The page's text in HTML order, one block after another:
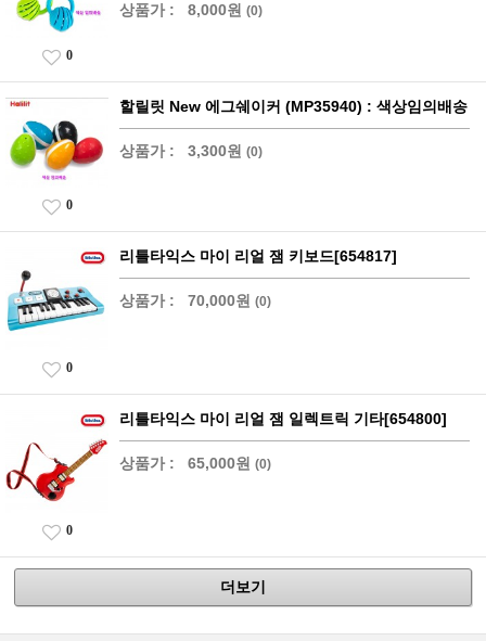
상품가 : 8,000원 (0)
0
할릴릿 New 에그쉐이커 (MP35940) : 색상임의배송
상품가 : 3,300원 (0)
0
리틀타익스 마이 리얼 잼 키보드[654817]
상품가 : 70,000원 (0)
0
리틀타익스 마이 리얼 잼 일렉트릭 기타[654800]
상품가 : 65,000원 (0)
0
더보기